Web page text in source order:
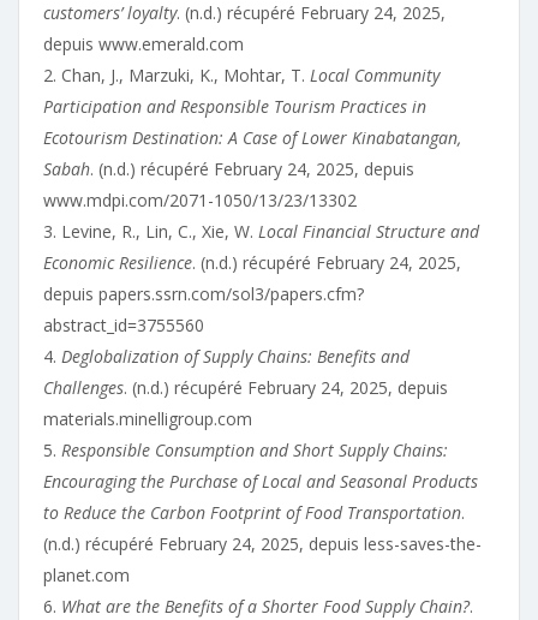
customers’ loyalty. (n.d.) récupéré February 24, 2025,
depuis www.emerald.com
2. Chan, J., Marzuki, K., Mohtar, T. Local Community
Participation and Responsible Tourism Practices in
Ecotourism Destination: A Case of Lower Kinabatangan,
Sabah. (n.d.) récupéré February 24, 2025, depuis
www.mdpi.com/2071-1050/13/23/13302
3. Levine, R., Lin, C., Xie, W. Local Financial Structure and
Economic Resilience. (n.d.) récupéré February 24, 2025,
depuis papers.ssrn.com/sol3/papers.cfm?
abstract_id=3755560
4. Deglobalization of Supply Chains: Benefits and
Challenges. (n.d.) récupéré February 24, 2025, depuis
materials.minelligroup.com
5. Responsible Consumption and Short Supply Chains:
Encouraging the Purchase of Local and Seasonal Products
to Reduce the Carbon Footprint of Food Transportation.
(n.d.) récupéré February 24, 2025, depuis less-saves-the-
planet.com
6. What are the Benefits of a Shorter Food Supply Chain?.